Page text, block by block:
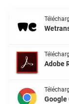
Adobe
Google